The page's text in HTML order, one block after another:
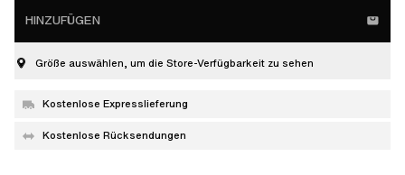
HINZUFÜGEN
Größe auswählen, um die Store-Verfügbarkeit zu sehen
Kostenlose Expresslieferung
Kostenlose Rücksendungen